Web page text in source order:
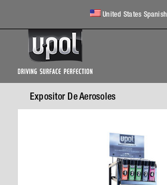
United States Spanish
Expositor De Aerosoles